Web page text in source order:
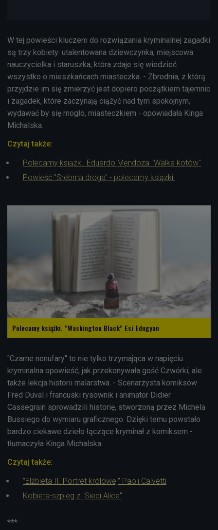
W tej powieści kluczem do rozwiązania kryminalnej zagadki
są trzy kobiety: utalentowana dziewczynka, miejscowa
nauczycielka i staruszka, która zdaje się wiedzieć
wszystko o mieszkańcach miasteczka. - Zbrodnia, z którą
przyjdzie im się zmierzyć jest dopiero początkiem tajemnic
i zagadek, które zaczynają ciążyć nad tym spokojnym,
wydawać by się mogło, miasteczkiem - opowiadała Kinga
Michalska.
Czytaj także:
Polecamy książki. Eduardo Mendoza "Walka kotów"
Powieść "Srebrna droga" - polecamy książki
Polecamy książki. "Washington Black" Esi Edugyan
"Czarne nenufary" to nie tylko trzymająca w napięciu
kryminalna opowieść, jak przekonywała gość Czwórki, ale
także lekcja historii malarstwa. - Scenarzysta komiksów
Fred Duval i francuski rysownik i animator Didier
Cassegrain sprowadzili historię, stworzoną przez Michela
Bussiego do wymiaru graficznego. Dzięki temu powstało
bardzo ciekawe dzieło łączące kryminał z komiksem -
tłumaczyła Kinga Michalska.
Czytaj także:
"Elżbieta II. Portret królowej" Paoli Calvetti
Kobieta-szpieg z "Sieci Alice"
***